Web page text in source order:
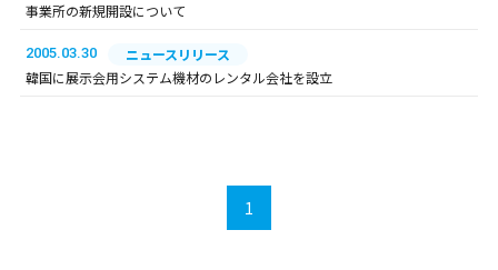
事業所の新規開設について
2005.03.30
ニュースリリース
韓国に展示会用システム機材のレンタル会社を設立
1